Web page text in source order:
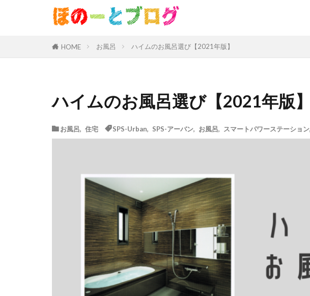
HOME お風呂 ハイムのお風呂選び【2021年版】
ハイムのお風呂選び【2021年版】
お風呂 住宅 SPS-Urban SPS-アーバン お風呂 スマートパワーステーション